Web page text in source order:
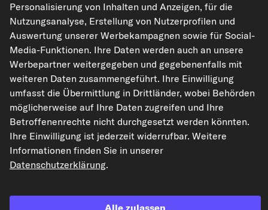
Artikel-Eigenschaften
Einbauseite
links
Original-Ersatzteilnummern anzeigen
Fahrzeugtypen
ELRING Dichtung, Kraftstoffbehälter
Art.-Nr. 916.200
Personalisierung von Inhalten und Anzeigen, für die
Nutzungsanalyse, Erstellung von Nutzerprofilen und
Auswertung unserer Werbekampagnen sowie für Social-
Media-Funktionen. Ihre Daten werden auch an unsere
Werbepartner weitergegeben und gegebenenfalls mit
weiteren Daten zusammengeführt. Ihre Einwilligung
umfasst die Übermittlung in Drittländer, wobei Behörden
möglicherweise auf Ihre Daten zugreifen und Ihre
Betroffenenrechte nicht durchgesetzt werden könnten.
Ihre Einwilligung ist jederzeit widerrufbar. Weitere
Informationen finden Sie in unserer
Datenschutzerklärung.
Alle zulassen